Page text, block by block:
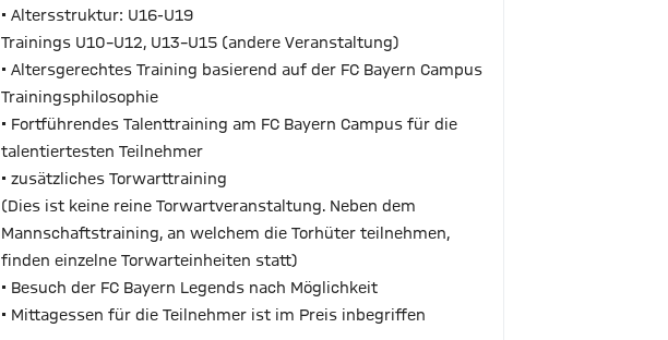
• Altersstruktur: U16-U19
Trainings U10–U12, U13–U15 (andere Veranstaltung)
• Altersgerechtes Training basierend auf der FC Bayern Campus
Trainingsphilosophie
• Fortführendes Talenttraining am FC Bayern Campus für die
talentiertesten Teilnehmer
• zusätzliches Torwarttraining
(Dies ist keine reine Torwartveranstaltung. Neben dem
Mannschaftstraining, an welchem die Torhüter teilnehmen,
finden einzelne Torwarteinheiten statt)
• Besuch der FC Bayern Legends nach Möglichkeit
• Mittagessen für die Teilnehmer ist im Preis inbegriffen